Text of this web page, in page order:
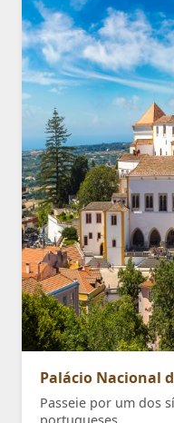
Palácio Nacional
Passeie por um dos